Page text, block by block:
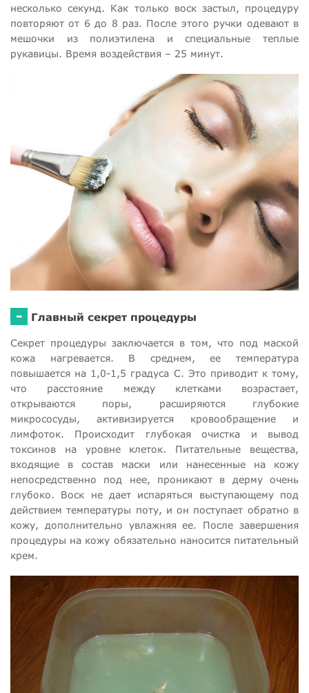
несколько секунд. Как только воск застыл, процедуру
повторяют от 6 до 8 раз. После этого ручки одевают в
мешочки из полиэтилена и специальные теплые
рукавицы. Время воздействия – 25 минут.
- Главный секрет процедуры
Секрет процедуры заключается в том, что под маской
кожа нагревается. В среднем, ее температура
повышается на 1,0-1,5 градуса С. Это приводит к тому,
что расстояние между клетками возрастает,
открываются поры, расширяются глубокие
микрососуды, активизируется кровообращение и
лимфоток. Происходит глубокая очистка и вывод
токсинов на уровне клеток. Питательные вещества,
входящие в состав маски или нанесенные на кожу
непосредственно под нее, проникают в дерму очень
глубоко. Воск не дает испаряться выступающему под
действием температуры поту, и он поступает обратно в
кожу, дополнительно увлажняя ее. После завершения
процедуры на кожу обязательно наносится питательный
крем.